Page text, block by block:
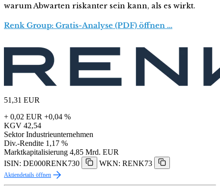
warum Abwarten riskanter sein kann, als es wirkt.
Renk Group: Gratis-Analyse (PDF) öffnen …
51,31 EUR
+ 0,02 EUR +0,04 %
KGV 42,54
Sektor Industrieunternehmen
Div.-Rendite 1,17 %
Marktkapitalisierung 4,85 Mrd. EUR
ISIN: DE000RENK730
WKN: RENK73
Aktiendetails öffnen